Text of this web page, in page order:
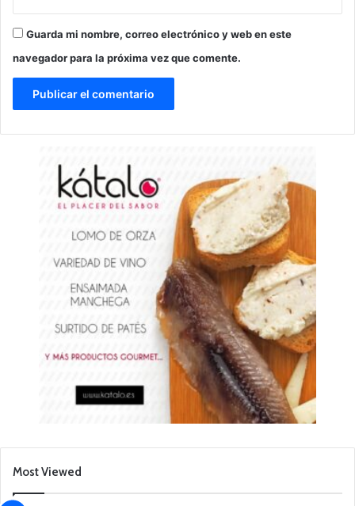
Guarda mi nombre, correo electrónico y web en este
navegador para la próxima vez que comente.
Most Viewed